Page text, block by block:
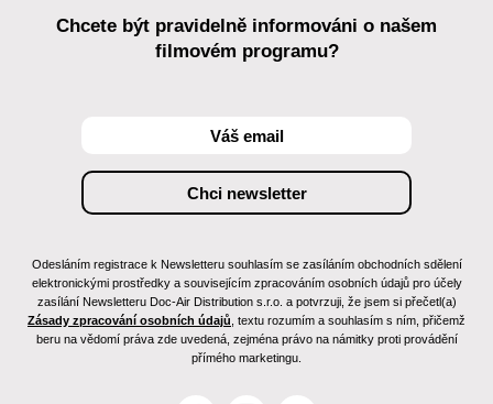
Chcete být pravidelně informováni o našem
filmovém programu?
Odesláním registrace k Newsletteru souhlasím se zasíláním obchodních sdělení
elektronickými prostředky a souvisejícím zpracováním osobních údajů pro účely
zasílání Newsletteru Doc-Air Distribution s.r.o. a potvrzuji, že jsem si přečetl(a)
Zásady zpracování osobních údajů , textu rozumím a souhlasím s ním, přičemž
beru na vědomí práva zde uvedená, zejména právo na námitky proti provádění
přímého marketingu.